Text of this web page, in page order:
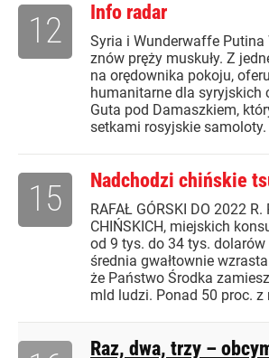
Info radar
Syria i Wunderwaffe Putina
znów pręży muskuły. Z
na orędownika pokoju,
humanitarne dla syryjskich
Guta pod Damaszkiem,
setkami rosyjskie samoloty.
12
Nadchodzi chińskie
RAFAŁ GÓRSKI DO 2022 R.
CHIŃSKICH, miejskich
od 9 tys. do 34 tys. dolarów
średnia gwałtownie
że Państwo Środka
mld ludzi. Ponad 50 proc. z
15
Raz, dwa, trzy –